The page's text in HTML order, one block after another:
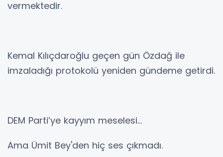
vermektedir.
Kemal Kılıçdaroğlu geçen gün Özdağ ile
imzaladığı protokolü yeniden gündeme getirdi.
DEM Parti’ye kayyım meselesi...
Ama Ümit Bey'den hiç ses çıkmadı.